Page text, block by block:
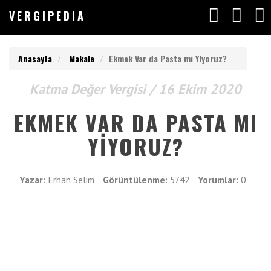
VERGIPEDIA
Anasayfa Makale Ekmek Var da Pasta mı Yiyoruz?
Katma Değer Vergisi /16 Ekim 2020
EKMEK VAR DA PASTA MI
YIYORUZ?
Yazar: Erhan Selim Görüntülenme: 5742 Yorumlar: 0
VERGIPEDIA
Anasayfa
Yazılar
VERGIPEDIA
İSTEDEĞİNİZ